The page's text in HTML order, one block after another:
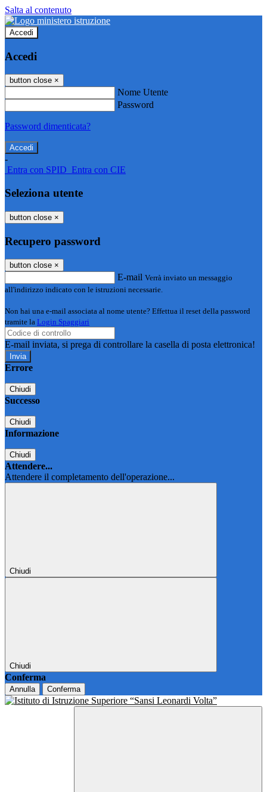
Salta al contenuto
Accedi
Accedi
button close ×
Nome Utente
Password
Password dimenticata?
-
Entra con SPID Entra con CIE
Seleziona utente
button close ×
Recupero password
button close ×
E-mail Verrà inviato un messaggio
all'indirizzo indicato con le istruzioni necessarie.
Non hai una e-mail associata al nome utente? Effettua il reset della password
tramite la Login Spaggiari
E-mail inviata, si prega di controllare la casella di posta elettronica!
Errore
Chiudi
Successo
Chiudi
Informazione
Chiudi
Attendere...
Attendere il completamento dell'operazione...
Chiudi
Chiudi
Conferma
Annulla Conferma